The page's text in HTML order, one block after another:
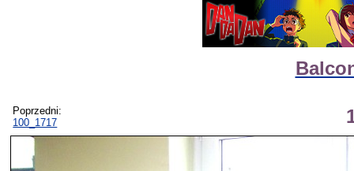
Poprzedni:
100_1717